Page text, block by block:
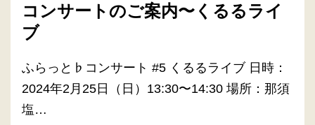
コンサートのご案内〜くるるライ
ブ
ふらっと♭コンサート #5 くるるライブ 日時：
2024年2月25日（日）13:30〜14:30 場所：那須
塩…